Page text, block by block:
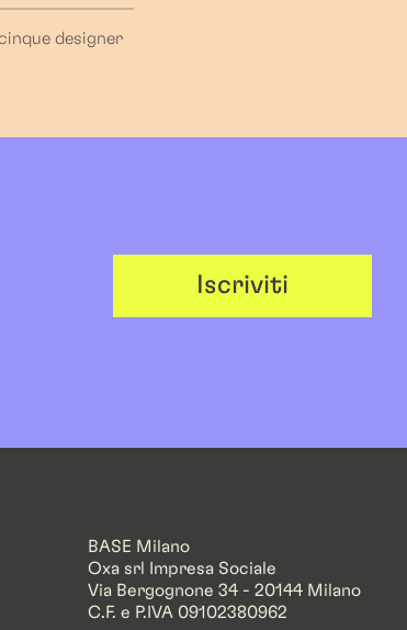
designer
Iscriviti
BASE Milano
Oxa srl Impresa Sociale
Via Bergognone 34 - 20144 Milano
C.F. e P.IVA 09102380962